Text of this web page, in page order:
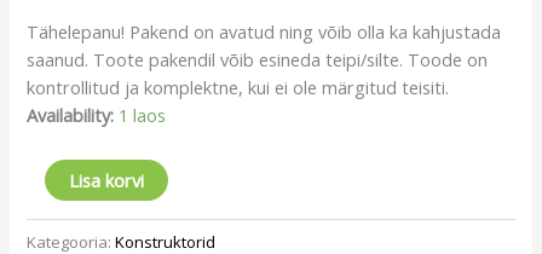
Tähelepanu! Pakend on avatud ning võib olla ka kahjustada
saanud. Toote pakendil võib esineda teipi/silte. Toode on
kontrollitud ja komplektne, kui ei ole märgitud teisiti.
Availability: 1 laos
Lisa korvi
Kategooria:Konstruktorid